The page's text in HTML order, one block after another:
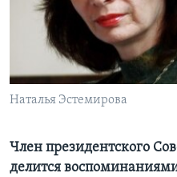
Learning English
СОЦИАЛЬНЫЕ СЕТИ
Языки
Наталья Эстемирова
Член президентского
делится